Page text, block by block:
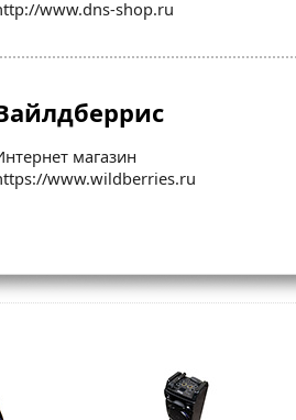
www.dns-shop.ru
магазин
www.wildberries.ru